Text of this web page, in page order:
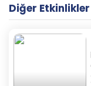
Diğer Etkinlikler